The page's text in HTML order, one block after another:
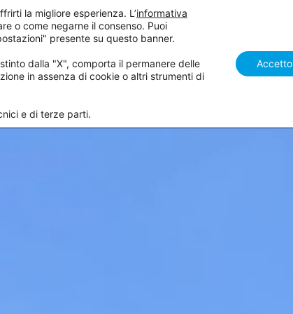
GAS TECNICI ACCESSORI
la migliore esperienza. L’informativa
o come negarne il consenso. Puoi
presente su questo banner.
dalla "X", comporta il permanere delle
in assenza di cookie o altri strumenti di
e di terze parti.
Accetto